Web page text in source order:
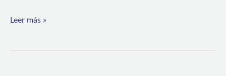
género
Leer más »